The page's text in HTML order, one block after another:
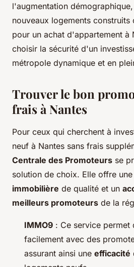
l'augmentation
nouveaux logements construits
pour un achat d'appartement à
choisir la sécurité d'un
métropole dynamique et en
Trouver le bon
frais à Nantes
Pour ceux qui cherchent à
neuf à Nantes sans frais
Centrale des Promoteurs se
solution de choix. Elle offre une
immobilière de qualité et un
meilleurs promoteurs de la
IMMO9 : Ce service permet
facilement avec des
assurant ainsi une efficacité